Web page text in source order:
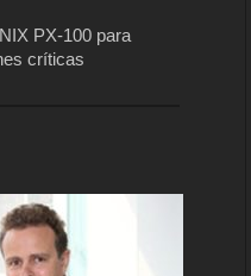
PX-100 para
críticas